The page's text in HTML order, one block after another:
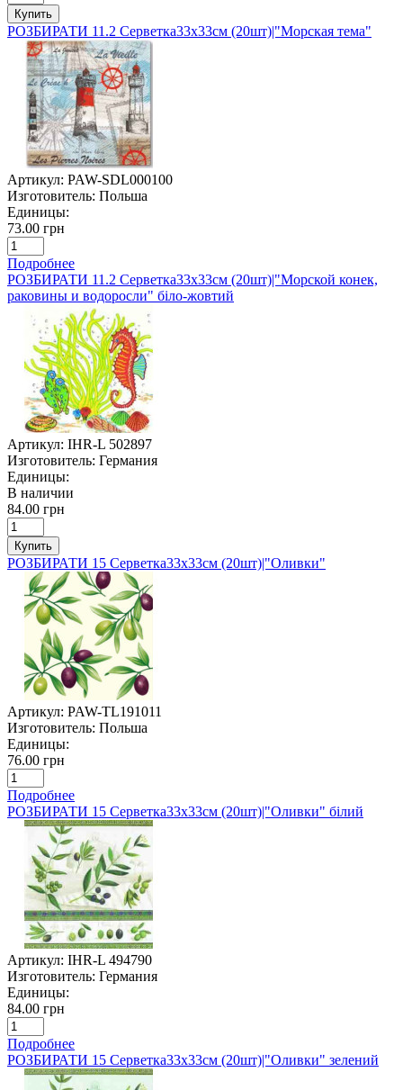
Купить
РОЗБИРАТИ 11.2 Серветка33х33см (20шт)|"Морская тема"
Артикул: PAW-SDL000100
Изготовитель: Польша
Единицы:
73.00 грн
Подробнее
РОЗБИРАТИ 11.2 Серветка33х33см (20шт)|"Морской конек,
раковины и водоросли" біло-жовтий
Артикул: IHR-L 502897
Изготовитель: Германия
Единицы:
В наличии
84.00 грн
Купить
РОЗБИРАТИ 15 Серветка33х33см (20шт)|"Оливки"
Артикул: PAW-TL191011
Изготовитель: Польша
Единицы:
76.00 грн
Подробнее
РОЗБИРАТИ 15 Серветка33х33см (20шт)|"Оливки" білий
Артикул: IHR-L 494790
Изготовитель: Германия
Единицы:
84.00 грн
Подробнее
РОЗБИРАТИ 15 Серветка33х33см (20шт)|"Оливки" зелений